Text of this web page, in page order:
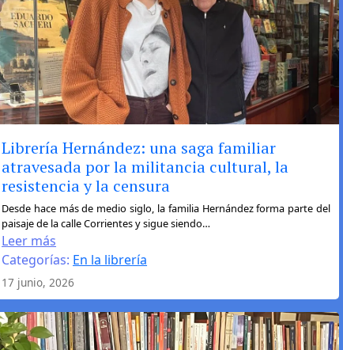
Librería Hernández: una saga familiar
atravesada por la militancia cultural, la
resistencia y la censura
Desde hace más de medio siglo, la familia Hernández forma parte del
paisaje de la calle Corrientes y sigue siendo…
Leer más
:
Librería
Hernández:
una
saga
familiar
atravesada
por
Categorías: En la librería
17 junio, 2026